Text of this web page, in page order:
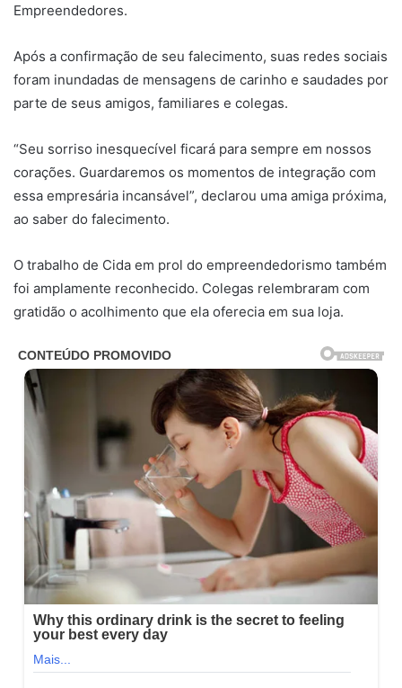
Empreendedores.
Após a confirmação de seu falecimento, suas redes sociais
foram inundadas de mensagens de carinho e saudades por
parte de seus amigos, familiares e colegas.
“Seu sorriso inesquecível ficará para sempre em nossos
corações. Guardaremos os momentos de integração com
essa empresária incansável”, declarou uma amiga próxima,
ao saber do falecimento.
O trabalho de Cida em prol do empreendedorismo também
foi amplamente reconhecido. Colegas relembraram com
gratidão o acolhimento que ela oferecia em sua loja.